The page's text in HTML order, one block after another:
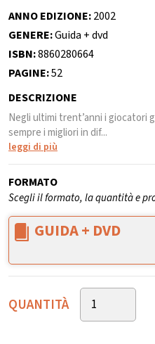
ANNO EDIZIONE:2002
GENERE:Guida + dvd
ISBN:8860280664
PAGINE:52
DESCRIZIONE
Negli ultimi trent’anni i giocatori
sempre i migliori in dif...
leggi di più
FORMATO
Scegli il formato, la quantità e
GUIDA + DVD
QUANTITÀ